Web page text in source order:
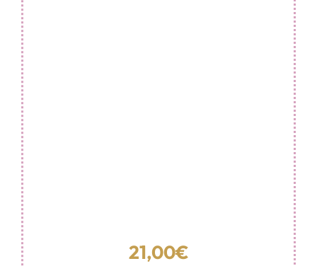
21,00€